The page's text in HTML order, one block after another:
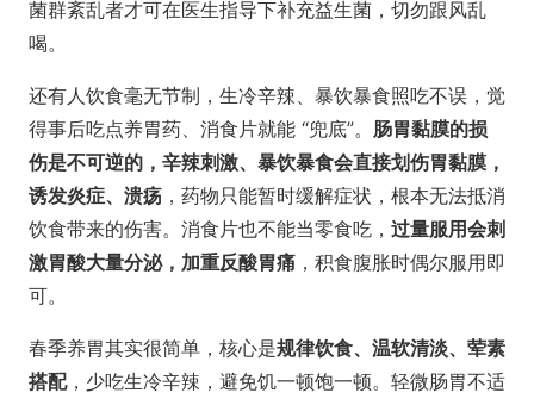
菌群紊乱者才可在医生指导下补充益生菌，切勿跟风乱
喝。
还有人饮食毫无节制，生冷辛辣、暴饮暴食照吃不误，觉
得事后吃点养胃药、消食片就能 “兜底”。 肠胃黏膜的损
伤是不可逆的，辛辣刺激、暴饮暴食会直接划伤胃黏膜，
诱发炎症、溃疡 ，药物只能暂时缓解症状，根本无法抵消
饮食带来的伤害。消食片也不能当零食吃， 过量服用会刺
激胃酸大量分泌，加重反酸胃痛 ，积食腹胀时偶尔服用即
可。
春季养胃其实很简单，核心是规律饮食、温软清淡、荤素
搭配，少吃生冷辛辣，避免饥一顿饱一顿。轻微肠胃不适